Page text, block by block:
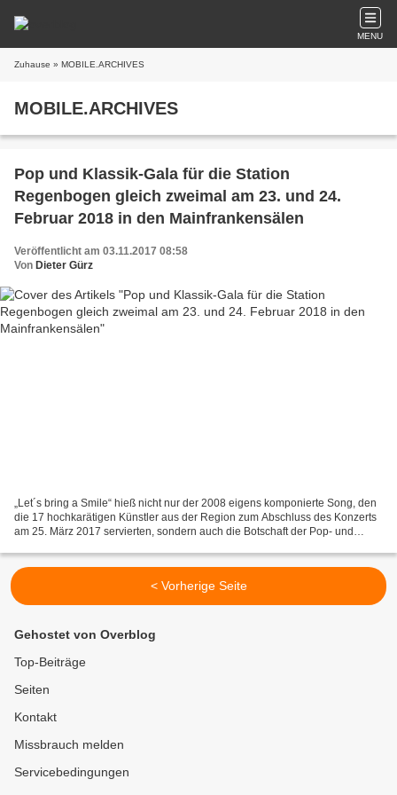
MENU
Zuhause » MOBILE.ARCHIVES
MOBILE.ARCHIVES
Pop und Klassik-Gala für die Station
Regenbogen gleich zweimal am 23. und 24.
Februar 2018 in den Mainfrankensälen
Veröffentlicht am 03.11.2017 08:58
Von Dieter Gürz
„Let´s bring a Smile“ hieß nicht nur der 2008 eigens komponierte Song, den
die 17 hochkarätigen Künstler aus der Region zum Abschluss des Konzerts
am 25. März 2017 servierten, sondern auch die Botschaft der Pop- und
< Vorherige Seite
Gehostet von Overblog
Top-Beiträge
Seiten
Kontakt
Missbrauch melden
Servicebedingungen